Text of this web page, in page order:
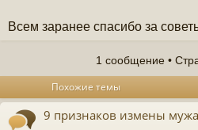
Всем заранее спасибо за
1 сообщение •
Похожие темы
9 признаков измены мужа